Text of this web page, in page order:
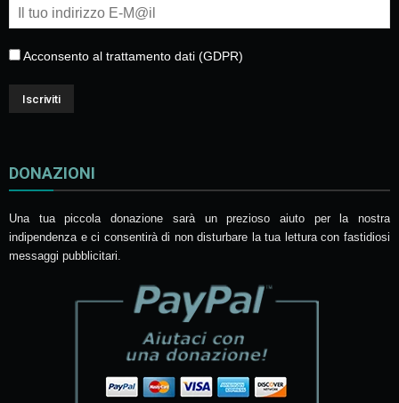
Acconsento al trattamento dati (GDPR)
DONAZIONI
Una tua piccola donazione sarà un prezioso aiuto per la nostra
indipendenza e ci consentirà di non disturbare la tua lettura con fastidiosi
messaggi pubblicitari.